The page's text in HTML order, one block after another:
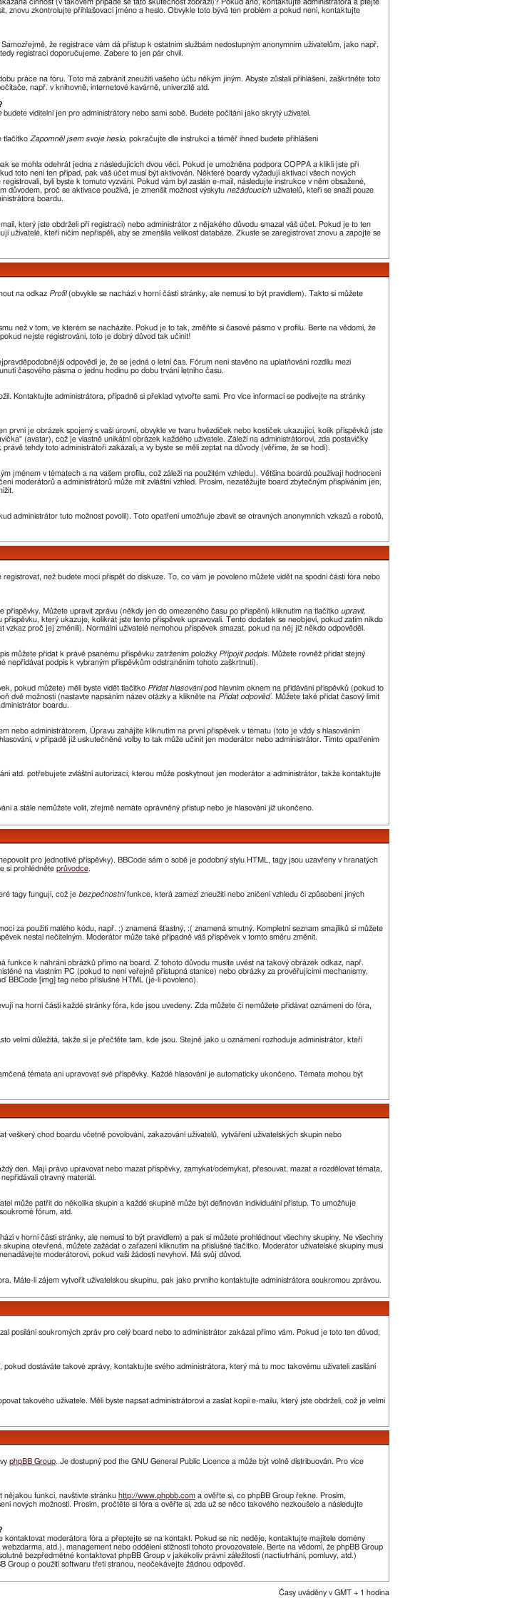
činnost (v takovém případě se tato skutečnost zobrazí)? Pokud ano, kontaktujte administrátora a ptejte
znovu zkontrolujte přihlašovací jméno a heslo. Obvykle toto bývá ten problém a pokud není, kontaktujte
že registrace vám dá přístup k ostatním službám nedostupným anonymním uživatelům, jako např.
registraci doporučujeme. Zabere to jen pár chvil.
práce na fóru. Toto má zabránit zneužití vašeho účtu někým jiným. Abyste zůstali přihlášeni, zaškrtněte toto
např. v knihovně, internetové kavárně, univerzitě atd.
budete viditelní jen pro administrátory nebo sami sobě. Budete počítáni jako skrytý uživatel.
tlačítko Zapomněl jsem svoje heslo, pokračujte dle instrukcí a téměř ihned budete přihlášeni
se mohla odehrát jedna z následujících dvou věcí. Pokud je umožněna podpora COPPA a klikli jste při
toto není ten případ, pak váš účet musí být aktivován. Některé boardy vyžadují aktivaci všech nových
byli byste k tomuto vyzváni. Pokud vám byl zaslán e-mail, následujte instrukce v něm obsažené,
důvodem, proč se aktivace používá, je zmenšit možnost výskytu nežádoucíchuživatelů, kteří se snaží pouze
boardu.
který jste obdrželi při registraci) nebo administrátor z nějakého důvodu smazal váš účet. Pokud je to ten
uživatelé, kteří ničím nepřispěli, aby se zmenšila velikost databáze. Zkuste se zaregistrovat znovu a zapojte se
na odkaz Profil(obvykle se nachází v horní části stránky, ale nemusí to být pravidlem). Takto si můžete
než v tom, ve kterém se nacházíte. Pokud je to tak, změňte si časové pásmo v profilu. Berte na vědomí, že
nejste registrováni, toto je dobrý důvod tak učinit!
odpovědí je, že se jedná o letní čas. Fórum není stavěno na uplatňování rozdílu mezi
časového pásma o jednu hodinu po dobu trvání letního času.
Kontaktujte administrátora, případně si překlad vytvořte sami. Pro více informací se podívejte na stránky
první je obrázek spojený s vaší úrovní, obvykle ve tvaru hvězdiček nebo kostiček ukazující, kolik příspěvků jste
(avatar), což je vlastně unikátní obrázek každého uživatele. Záleží na administrátorovi, zda postavičky
tehdy toto administrátoři zakázali, a vy byste se měli zeptat na důvody (věříme, že se hodí).
jménem v tématech a na vašem profilu, což záleží na použitém vzhledu). Většina boardů používají hodnocení
moderátorů a administrátorů může mít zvláštní vzhled. Prosím, nezatěžujte board zbytečným přispíváním jen,
administrátor tuto možnost povolil). Toto opatření umožňuje zbavit se otravných anonymních vzkazů a robotů,
než budete moci přispět do diskuze. To, co vám je povoleno můžete vidět na spodní části fóra nebo
Můžete upravit zprávu (někdy jen do omezeného času po přispění) kliknutím na tlačítko upravit.
který ukazuje, kolikrát jste tento příspěvek upravovali. Tento dodatek se neobjeví, pokud zatím nikdo
proč jej změnili). Normální uživatelé nemohou příspěvek smazat, pokud na něj již někdo odpověděl.
můžete přidat k právě psanému příspěvku zatržením položky Připojit podpis. Můžete rovněž přidat stejný
nepřidávat podpis k vybraným příspěvkům odstraněním tohoto zaškrtnutí).
pokud můžete) měli byste vidět tlačítko Přidat hlasovánípod hlavním oknem na přidávání příspěvků (pokud to
dvě možnosti (nastavte napsáním název otázky a klikněte na Přidat odpověď. Můžete také přidat časový limit
boardu.
nebo administrátorem. Úpravu zahájíte kliknutím na první příspěvek v tématu (toto je vždy s hlasováním
v případě již uskutečněné volby to tak může učinit jen moderátor nebo administrátor. Tímto opatřením
atd. potřebujete zvláštní autorizaci, kterou může poskytnout jen moderátor a administrátor, takže kontaktujte
a stále nemůžete volit, zřejmě nemáte oprávněný přístup nebo je hlasování již ukončeno.
pro jednotlivé příspěvky). BBCode sám o sobě je podobný stylu HTML, tagy jsou uzavřeny v hranatých
si prohlédněte průvodce.
tagy fungují, což je bezpečnostnífunkce, která zamezí zneužití nebo zničení vzhledu či způsobení jiných
za použití malého kódu, např. :) znamená šťastný, :( znamená smutný. Kompletní seznam smajlíků si můžete
nestal nečitelným. Moderátor může také případně váš příspěvek v tomto směru změnit.
funkce k nahrání obrázků přímo na board. Z tohoto důvodu musíte uvést na takový obrázek odkaz, např.
na vlastním PC (pokud to není veřejně přístupná stanice) nebo obrázky za prověřujícími mechanismy,
BBCode [img] tag nebo příslušné HTML (je-li povoleno).
na horní části každé stránky fóra, kde jsou uvedeny. Zda můžete či nemůžete přidávat oznámení do fóra,
velmi důležitá, takže si je přečtěte tam, kde jsou. Stejně jako u oznámení rozhoduje administrátor, kteří
témata ani upravovat své příspěvky. Každé hlasování je automaticky ukončeno. Témata mohou být
chod boardu včetně povolování, zakazování uživatelů, vytváření uživatelských skupin nebo
den. Mají právo upravovat nebo mazat příspěvky, zamykat/odemykat, přesouvat, mazat a rozdělovat témata,
otravný materiál.
může patřit do několika skupin a každé skupině může být definován individuální přístup. To umožňuje
fórum, atd.
v horní části stránky, ale nemusí to být pravidlem) a pak si můžete prohlédnout všechny skupiny. Ne všechny
otevřená, můžete zažádat o zařazení kliknutím na příslušné tlačítko. Moderátor uživatelské skupiny musí
moderátorovi, pokud vaší žádosti nevyhoví. Má svůj důvod.
Máte-li zájem vytvořit uživatelskou skupinu, pak jako prvního kontaktujte administrátora soukromou zprávou.
posílání soukromých zpráv pro celý board nebo to administrátor zakázal přímo vám. Pokud je toto ten důvod,
dostáváte takové zprávy, kontaktujte svého administrátora, který má tu moc takovému uživateli zasílání
takového uživatele. Měli byste napsat administrátorovi a zaslat kopii e-mailu, který jste obdrželi, což je velmi
phpBB Group. Je dostupný pod the GNU General Public Licence a může být volně distribuován. Pro více
nějakou funkci, navštivte stránku http://www.phpbb.com a ověřte si, co phpBB Group řekne. Prosím,
nových možností. Prosím, pročtěte si fóra a ověřte si, zda už se něco takového nezkoušelo a následujte
moderátora fóra a přeptejte se na kontakt. Pokud se nic neděje, kontaktujte majitele domény
atd.), management nebo oddělení stížností tohoto provozovatele. Berte na vědomí, že phpBB Group
bezpředmětné kontaktovat phpBB Group v jakékoliv právní záležitosti (nactiutrhání, pomluvy, atd.)
Group o použití softwaru třetí stranou, neočekávejte žádnou odpověď.
Časy uváděny v GMT + 1 hodina